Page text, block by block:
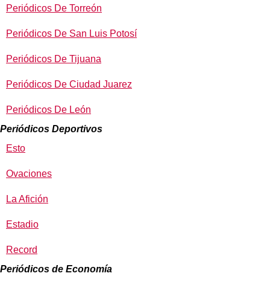
Periódicos De Torreón
Periódicos De San Luis Potosí
Periódicos De Tijuana
Periódicos De Ciudad Juarez
Periódicos De León
Periódicos Deportivos
Esto
Ovaciones
La Afición
Estadio
Record
Periódicos de Economía